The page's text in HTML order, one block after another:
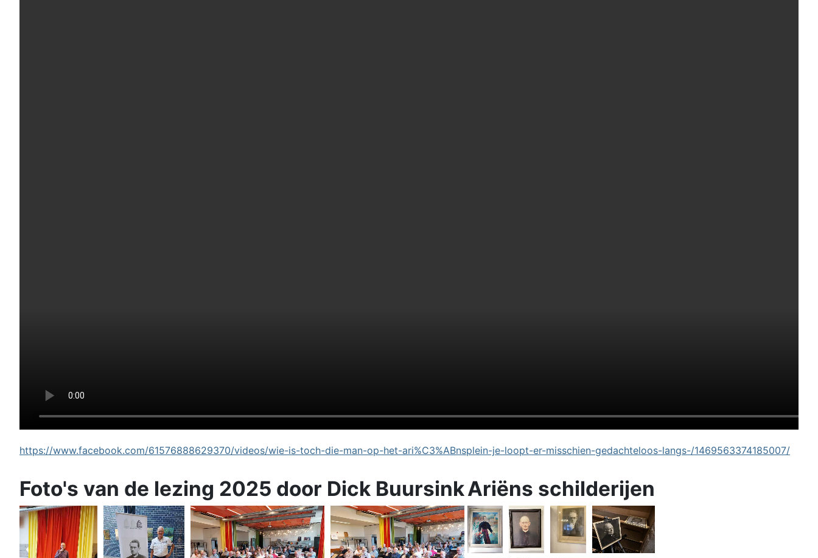
https://www.facebook.com/61576888629370/videos/wie-is-toch-die-man-op-het-ari%C3%ABnsplein-je-loopt-er-misschien-gedachteloos-langs-/1469563374185007/
Foto's van de lezing 2025 door Dick BuursinkAriëns schilderijen